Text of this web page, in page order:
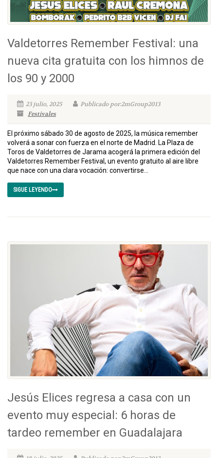
Valdetorres Remember Festival: una
nueva cita gratuita con los himnos de
los 90 y 2000
23 julio, 2025
Publicado por:2mGroup2013
Festivales
El próximo sábado 30 de agosto de 2025, la música remember
volverá a sonar con fuerza en el norte de Madrid. La Plaza de
Toros de Valdetorres de Jarama acogerá la primera edición del
Valdetorres Remember Festival, un evento gratuito al aire libre
que nace con una clara vocación: convertirse...
SIGUE LEYENDO
Jesús Elices regresa a casa con un
evento muy especial: 6 horas de
tardeo remember en Guadalajara